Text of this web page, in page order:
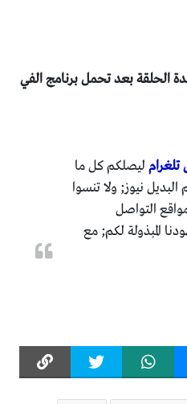
الحلقة بعد تحمل برنامج الفي
تلغرامليصلكم كل ما
نيوز; ولا تنسوا
التواصل
المبذولة لكم; مع